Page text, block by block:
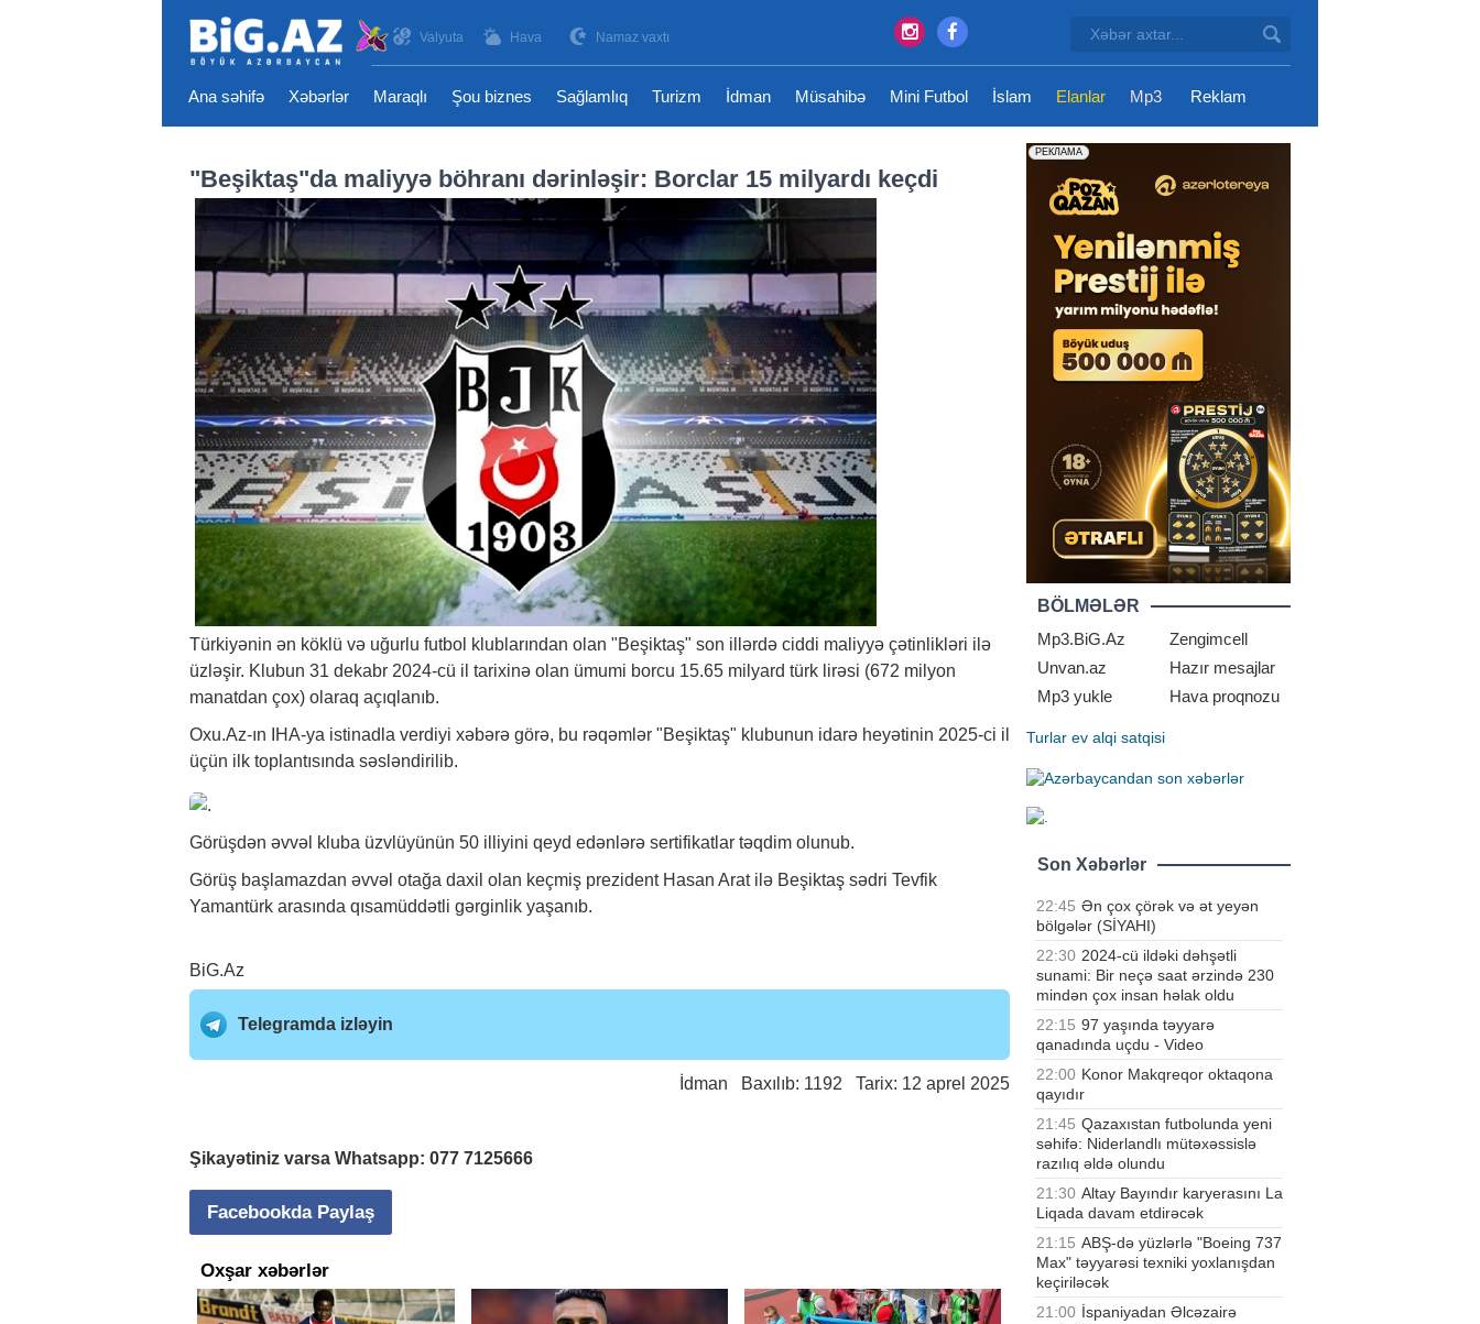
Valyuta Hava Namaz vaxtı
Ana səhifə Xəbərlər Maraqlı Şou biznes Sağlamlıq Turizm İdman Müsahibə Mini Futbol İslam Elanlar Mp3 Reklam
"Beşiktaş"da maliyyə böhranı dərinləşir: Borclar 15 milyardı keçdi
Türkiyənin ən köklü və uğurlu futbol klublarından olan "Beşiktaş" son illərdə ciddi maliyyə çətinlikləri ilə
üzləşir. Klubun 31 dekabr 2024-cü il tarixinə olan ümumi borcu 15.65 milyard türk lirəsi (672 milyon
manatdan çox) olaraq açıqlanıb.
Oxu.Az-ın IHA-ya istinadla verdiyi xəbərə görə, bu rəqəmlər "Beşiktaş" klubunun idarə heyətinin 2025-ci il
üçün ilk toplantısında səsləndirilib.
Görüşdən əvvəl kluba üzvlüyünün 50 illiyini qeyd edənlərə sertifikatlar təqdim olunub.
Görüş başlamazdan əvvəl otağa daxil olan keçmiş prezident Hasan Arat ilə Beşiktaş sədri Tevfik
Yamantürk arasında qısamüddətli gərginlik yaşanıb.
BiG.Az
Telegramda izləyin
İdman Baxılıb: 1192 Tarix: 12 aprel 2025
Şikayətiniz varsa Whatsapp: 077 7125666
Facebookda Paylaş
Oxşar xəbərlər
BÖLMƏLƏR
Mp3.BiG.Az
Zengimcell
Unvan.az
Hazır mesajlar
Mp3 yukle
Hava proqnozu
Turlar ev alqi satqisi
Son Xəbərlər
22:45 Ən çox çörək və ət yeyən
bölgələr (SİYAHI)
22:30 2024-cü ildəki dəhşətli
sunami: Bir neçə saat ərzində 230
mindən çox insan həlak oldu
22:15 97 yaşında təyyarə
qanadında uçdu - Video
22:00 Konor Makqreqor oktaqona
qayıdır
21:45 Qazaxıstan futbolunda yeni
səhifə: Niderlandlı mütəxəssislə
razılıq əldə olundu
21:30 Altay Bayındır karyerasını La
Liqada davam etdirəcək
21:15 ABŞ-də yüzlərlə "Boeing 737
Max" təyyarəsi texniki yoxlanışdan
keçiriləcək
21:00 İspaniyadan Əlcəzairə